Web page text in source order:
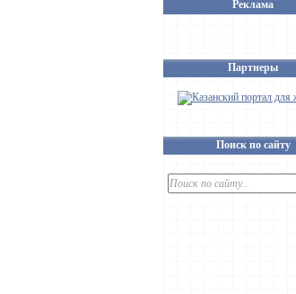
Реклама
Партнеры
Поиск по сайту